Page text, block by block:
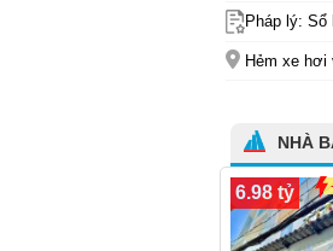
Pháp lý: Sổ
Hẻm xe hơi
NHÀ
6.98 tỷ